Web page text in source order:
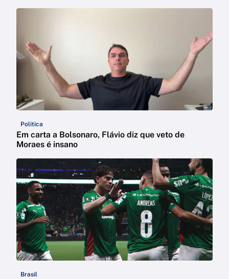
Política
Em carta a Bolsonaro, Flávio diz que veto de
Moraes é insano
Brasil